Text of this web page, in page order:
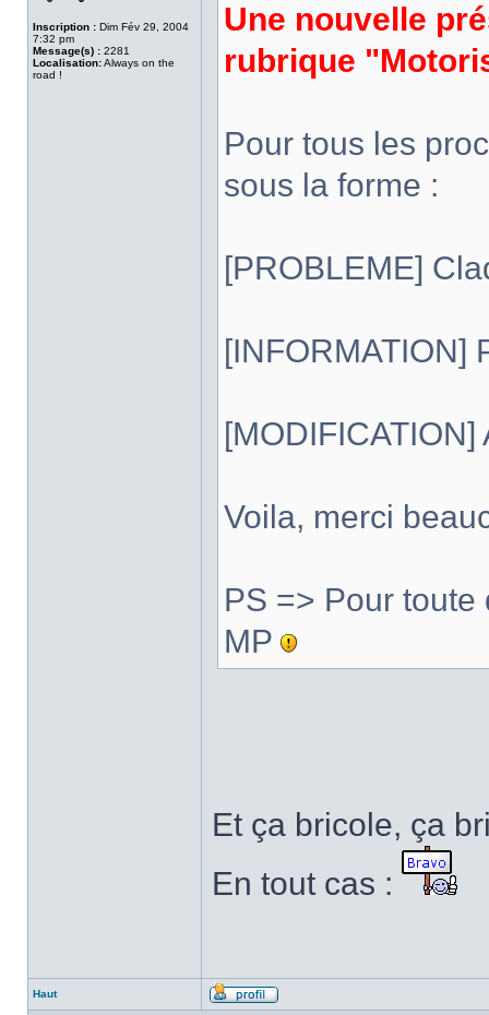
Inscription : Dim Fév 29, 2004
7:32 pm
Message(s) : 2281
Localisation:Always on the
road !
Une nouvelle
rubrique
Pour tous les
sous la forme :
[PROBLEME]
[INFORMATION]
Voila, merci
PS => Pour
MP
Et ça bricole, ça
En tout cas :
Haut